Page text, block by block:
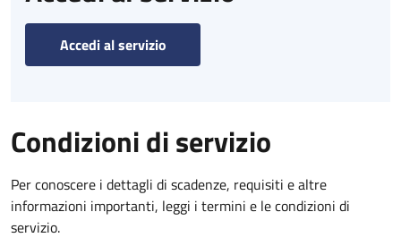
Accedi al servizio
Condizioni di servizio
Per conoscere i dettagli di scadenze, requisiti e altre
informazioni importanti, leggi i termini e le condizioni di
servizio.